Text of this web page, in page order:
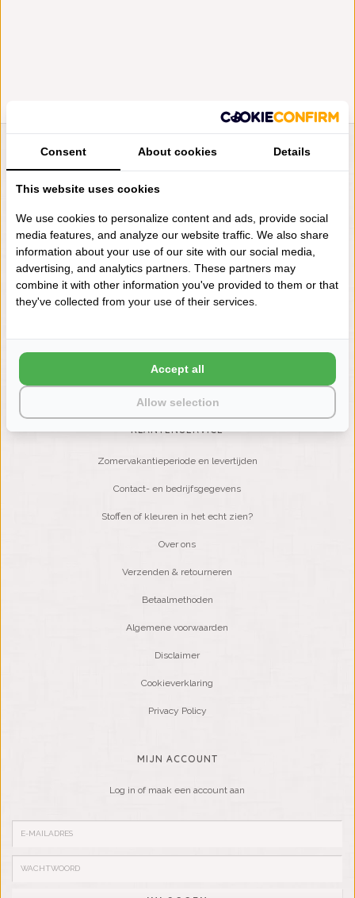
LIENSLINNENWINKEL.NL
VRAGEN? BEL DAN
NIEUWSBRIEF
Wilt u op de hoogte blijven?
Word lid van onze mailinglijst:
KLANTENSERVICE
Zomervakantieperiode en levertijden
Contact- en bedrijfsgegevens
Stoffen of kleuren in het echt zien?
Over ons
Verzenden & retourneren
Betaalmethoden
Algemene voorwaarden
Disclaimer
Cookieverklaring
Privacy Policy
MIJN ACCOUNT
Log in of maak een account aan
Consent About cookies Details
This website uses cookies
We use cookies to personalize content and ads, provide social
media features, and analyze our website traffic. We also share
information about your use of our site with our social media,
advertising, and analytics partners. These partners may
combine it with other information you've provided to them or that
they've collected from your use of their services.
Allow selection
Accept all